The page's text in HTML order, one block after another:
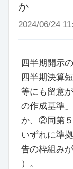
か
2024/06/24
四半期開示
四半期決算
等にも留意
の作成基準
か、②同第
いずれに準
告の枠組み
）。